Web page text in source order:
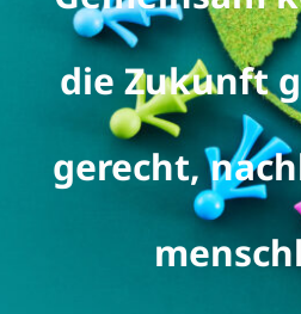
die Zukunft
gerecht,